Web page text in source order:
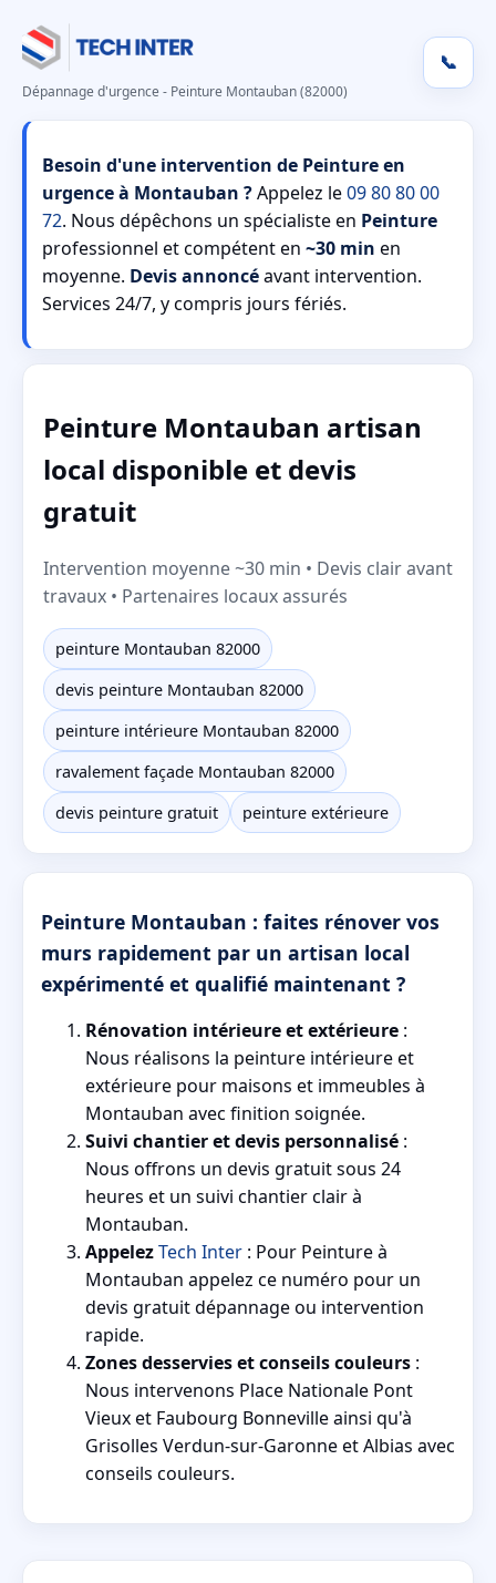
Dépannage d'urgence - Peinture Montauban (82000)
📞
Besoin d'une intervention de Peinture en
urgence à Montauban ?Appelez le09 80 80 00
72. Nous dépêchons un spécialiste en Peinture
professionnel et compétent en ~30 min en
moyenne. Devis annoncéavant intervention.
Services 24/7, y compris jours fériés.
Peinture Montauban artisan
local disponible et devis
gratuit
Intervention moyenne ~30 min • Devis clair avant
travaux • Partenaires locaux assurés
peinture Montauban 82000
devis peinture Montauban 82000
peinture intérieure Montauban 82000
ravalement façade Montauban 82000
devis peinture gratuit
peinture extérieure
Peinture Montauban : faites rénover vos
murs rapidement par un artisan local
expérimenté et qualifié maintenant ?
Rénovation intérieure et extérieure :
Nous réalisons la peinture intérieure et
extérieure pour maisons et immeubles à
Montauban avec finition soignée.
Suivi chantier et devis personnalisé :
Nous offrons un devis gratuit sous 24
heures et un suivi chantier clair à
Montauban.
AppelezTech Inter : Pour Peinture à
Montauban appelez ce numéro pour un
devis gratuit dépannage ou intervention
rapide.
Zones desservies et conseils couleurs :
Nous intervenons Place Nationale Pont
Vieux et Faubourg Bonneville ainsi qu'à
Grisolles Verdun-sur-Garonne et Albias avec
conseils couleurs.